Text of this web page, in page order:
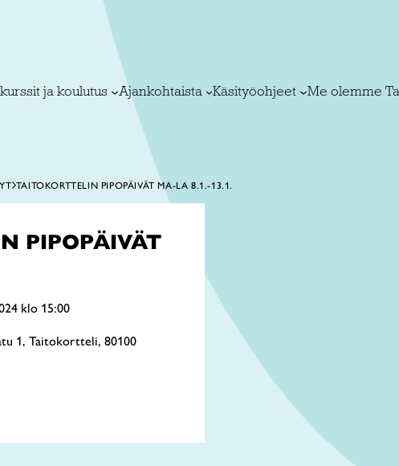
ja koulutus Ajankohtaista Käsityöohjeet Me olemme
TAITOKORTTELIN PIPOPÄIVÄT MA-LA 8.1.-13.1.
PIPOPÄIVÄT
klo 15:00
1, Taitokortteli, 80100